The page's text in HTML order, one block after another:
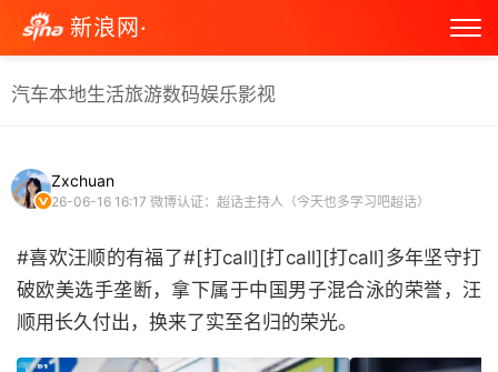
新浪网·
汽车本地生活旅游数码娱乐影视
Zxchuan
26-06-16 16:17 微博认证：超话主持人（今天也多学习吧超话）
#喜欢汪顺的有福了#[打call][打call][打call]多年坚守打
破欧美选手垄断，拿下属于中国男子混合泳的荣誉，汪
顺用长久付出，换来了实至名归的荣光。 ​